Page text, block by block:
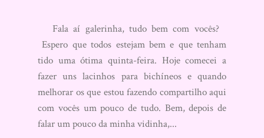
Fala aí galerinha, tudo bem com vocês?
Espero que todos estejam bem e que tenham
tido uma ótima quinta-feira. Hoje comecei a
fazer uns lacinhos para bichíneos e quando
melhorar os que estou fazendo compartilho aqui
com vocês um pouco de tudo. Bem, depois de
falar um pouco da minha vidinha,...